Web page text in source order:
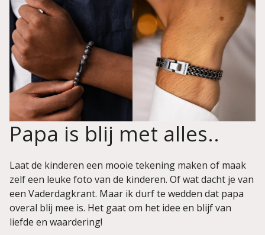
Papa is blij met alles..
Laat de kinderen een mooie tekening maken of maak
zelf een leuke foto van de kinderen. Of wat dacht je van
een Vaderdagkrant. Maar ik durf te wedden dat papa
overal blij mee is. Het gaat om het idee en blijf van
liefde en waardering!